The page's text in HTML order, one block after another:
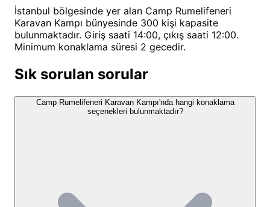
Camp Rumelifeneri Karavan
Kampı Konum ve Ulaşım Bilgileri
Camp Rumelifeneri Karavan Kampı, İstanbul'un
kuzeyinde, Karadeniz kıyısında yer alan şirin
ilçesine bağlı bu bölge, İstanbul'un Avrupa Yakası'nın
en uç noktalarından biri olup, yeşil ormanlık alanları
ölçüde kaçınma imkanı sunar.
İstanbul bölgesinde yer alan Camp Rumelifeneri
Karavan Kampı bünyesinde 300 kişi kapasite
bulunmaktadır. Giriş saati 14:00, çıkış saati 12:00.
Minimum konaklama süresi 2 gecedir.
Sık sorulan sorular
Camp Rumelifeneri Karavan Kampı'nda hangi konaklama
seçenekleri bulunmaktadır?